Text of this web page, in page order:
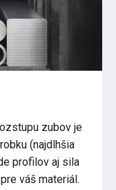
zubov je
(najdlhšia
profilov aj sila
váš materiál.